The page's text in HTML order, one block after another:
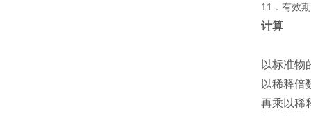
11．有效
计算
以标准物
以稀释倍
再乘以稀